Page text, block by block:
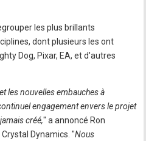
les plus brillants
dont plusieurs les ont
Dog, Pixar, EA, et d'autres
les nouvelles embauches à
engagement envers le projet
créé," a annoncé Ron
Dynamics. "Nous